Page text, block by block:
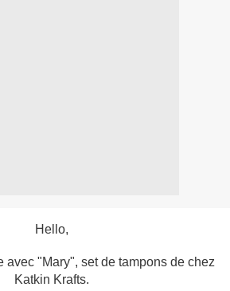
Hello,
avec "Mary", set de tampons de chez
Katkin Krafts.